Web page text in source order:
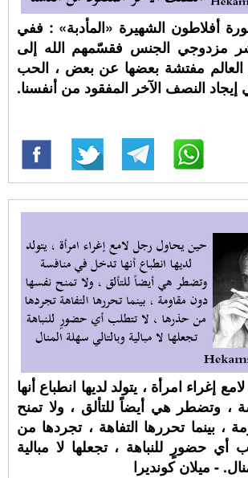
أفلاطون الشهيرة «المأدبة» : ففي
مزدوجي الجنس فقسّمهم الله إلى
العالم مفتشة بعضها عن بعض ، الحب
النصف الآخر المفقود من أنفسنا.
إغراء امرأة ، يتولد لديها انطباع أنها
، وتضطر هي أيضاً للتألق ، ولا تمنح
، بينما تحررها التفاهة ، تجردها من
أي حضورٍ للنباهة ، تجعلها لا مبالية
- ميلان كونديرا